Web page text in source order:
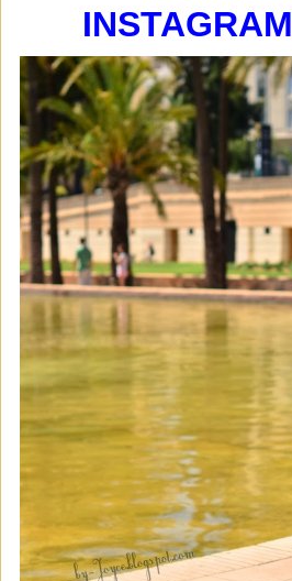
INSTAGRAM